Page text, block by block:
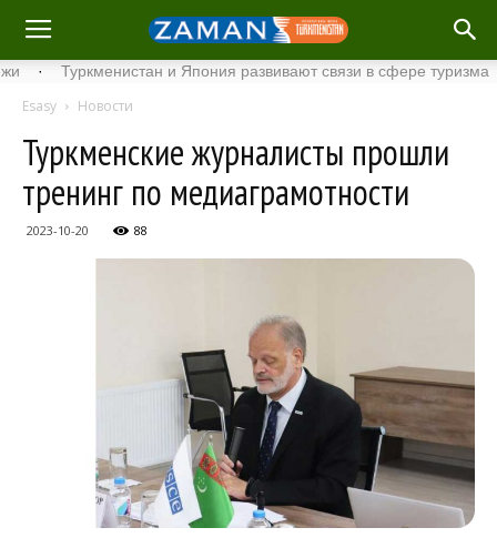
Туркменистан и Япония развивают связи в сфере туризма ·
Esasy Новости
Туркменские журналисты прошли
тренинг по медиаграмотности
2023-10-20 88